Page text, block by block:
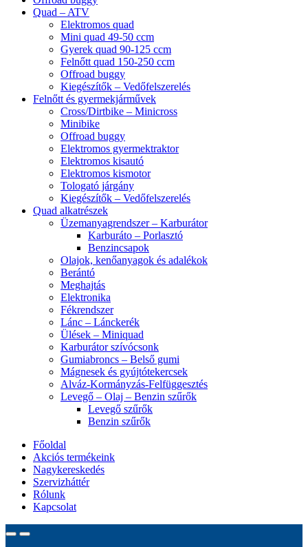
Quad – ATV
Elektromos quad
Mini quad 49-50 ccm
Gyerek quad 90-125 ccm
Felnőtt quad 150-250 ccm
Offroad buggy
Kiegészítők – Vedőfelszerelés
Felnőtt és gyermekjárművek
Cross/Dirtbike – Minicross
Minibike
Offroad buggy
Elektromos gyermektraktor
Elektromos kisautó
Elektromos kismotor
Tologató járgány
Kiegészítők – Vedőfelszerelés
Quad alkatrészek
Üzemanyagrendszer – Karburátor
Karburáto – Porlasztó
Benzincsapok
Olajok, kenőanyagok és adalékok
Berántó
Meghajtás
Elektronika
Fékrendszer
Lánc – Lánckerék
Ülések – Miniquad
Karburátor szívócsonk
Gumiabroncs – Belső gumi
Mágnesek és gyújtótekercsek
Alváz-Kormányzás-Felfüggesztés
Levegő – Olaj – Benzin szűrők
Levegő szűrők
Benzin szűrők
Főoldal
Akciós termékeink
Nagykereskedés
Szervizháttér
Rólunk
Kapcsolat